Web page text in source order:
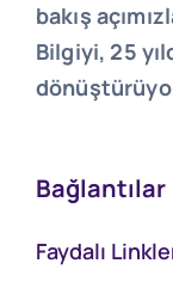
bakış
Bilgiyi, 25
Bağlantılar
Faydalı